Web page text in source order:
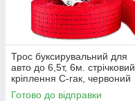
Трос буксирувальний для
авто до 6,5т, 6м. стрічковий,
кріплення С-гак, червоний
Molder MA21656
Готово до відправки